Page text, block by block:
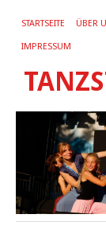
STARTSEITE ÜBER
IMPRESSUM